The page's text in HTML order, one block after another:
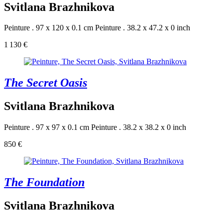
Svitlana Brazhnikova
Peinture . 97 x 120 x 0.1 cm Peinture . 38.2 x 47.2 x 0 inch
1 130 €
The Secret Oasis
Svitlana Brazhnikova
Peinture . 97 x 97 x 0.1 cm Peinture . 38.2 x 38.2 x 0 inch
850 €
The Foundation
Svitlana Brazhnikova